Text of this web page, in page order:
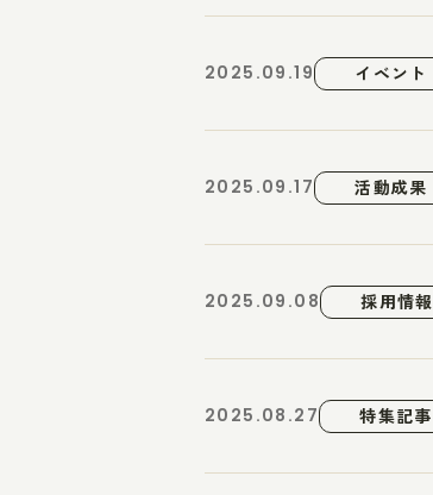
2025.09.19 イベント
2025.09.17 活動成果
2025.09.08 採用情報
2025.08.27 特集記事